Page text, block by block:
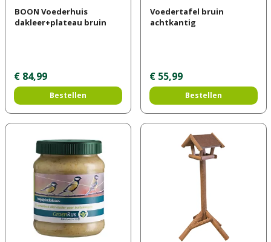
BOON Voederhuis
dakleer+plateau bruin
€ 84,99
Bestellen
Voedertafel bruin
achtkantig
€ 55,99
Bestellen